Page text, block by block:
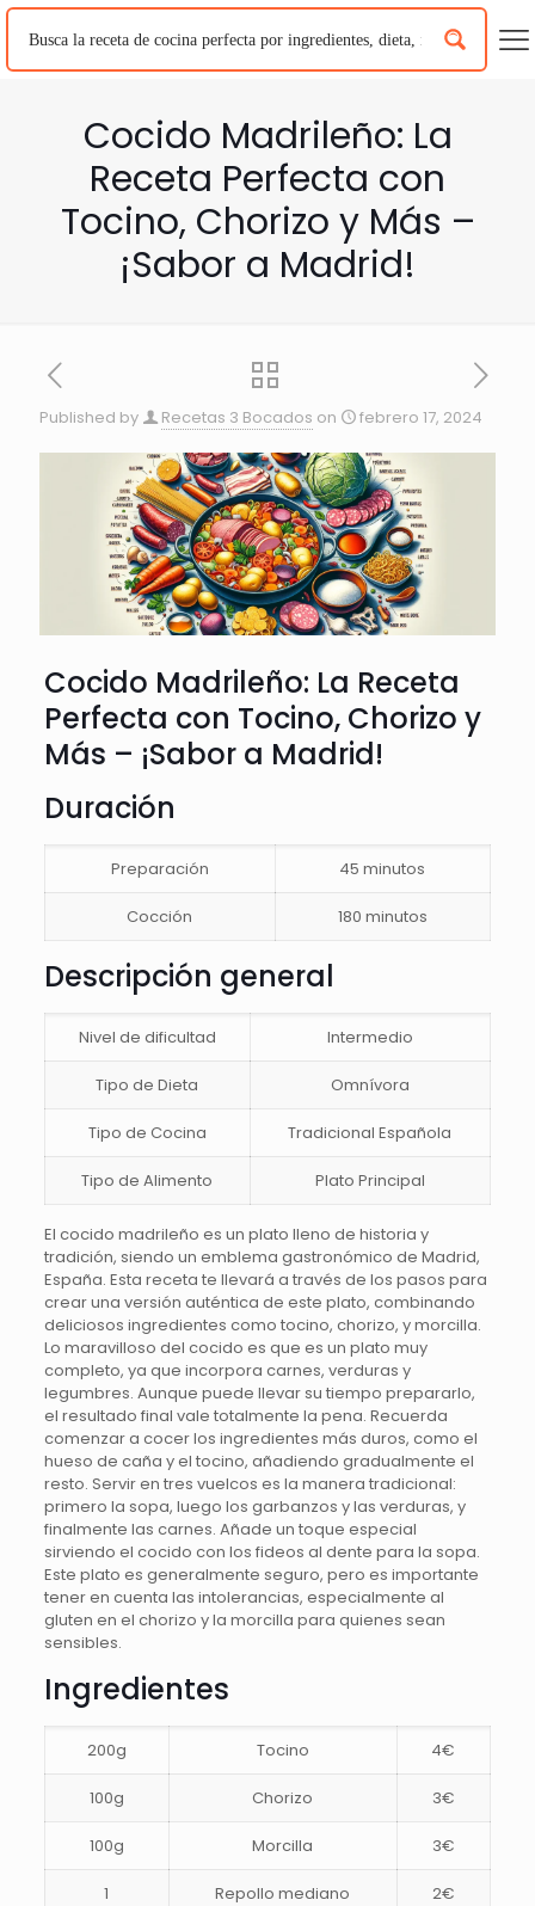
Cocido Madrileño: La
Receta Perfecta con
Tocino, Chorizo y Más –
¡Sabor a Madrid!
Published by Recetas 3 Bocados on febrero 17, 2024
Cocido Madrileño: La Receta
Perfecta con Tocino, Chorizo y
Más – ¡Sabor a Madrid!
Duración
Preparación 45 minutos
Cocción 180 minutos
Descripción general
Nivel de dificultad Intermedio
Tipo de Dieta Omnívora
Tipo de Cocina Tradicional Española
Tipo de Alimento Plato Principal
El cocido madrileño es un plato lleno de historia y
tradición, siendo un emblema gastronómico de Madrid,
España. Esta receta te llevará a través de los pasos para
crear una versión auténtica de este plato, combinando
deliciosos ingredientes como tocino, chorizo, y morcilla.
Lo maravilloso del cocido es que es un plato muy
completo, ya que incorpora carnes, verduras y
legumbres. Aunque puede llevar su tiempo prepararlo,
el resultado final vale totalmente la pena. Recuerda
comenzar a cocer los ingredientes más duros, como el
hueso de caña y el tocino, añadiendo gradualmente el
resto. Servir en tres vuelcos es la manera tradicional:
primero la sopa, luego los garbanzos y las verduras, y
finalmente las carnes. Añade un toque especial
sirviendo el cocido con los fideos al dente para la sopa.
Este plato es generalmente seguro, pero es importante
tener en cuenta las intolerancias, especialmente al
gluten en el chorizo y la morcilla para quienes sean
sensibles.
Ingredientes
200g Tocino 4€
100g Chorizo 3€
100g Morcilla 3€
1 Repollo mediano 2€